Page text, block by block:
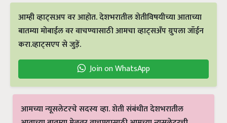
आम्ही व्हाट्सअप वर आहोत. देशभरातील शेतीविषयीच्या आताच्या
बातम्या मोबाईल वर वाचण्यासाठी आमचा व्हाट्सअँप ग्रुपला जॉईन
करा.व्हाट्सएप से जुड़ें.
Join on WhatsApp
आमच्या न्यूसलेटरचे सदस्य व्हा. शेती संबंधीत देशभरातील